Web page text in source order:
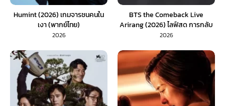
Humint (2026) เกมจารชนคนใน
เงา (พากย์ไทย)
2026
BTS the Comeback Live
Arirang (2026) ไลฟ์สด การกลับ
มาของ BTS Arirang
2026